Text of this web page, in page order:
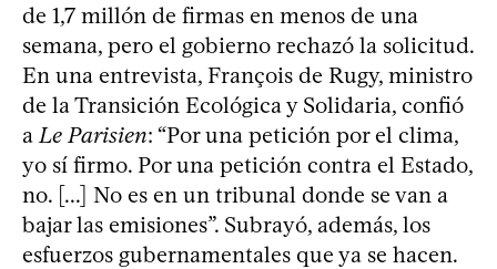
de 1,7 millón de firmas en menos de una
semana, pero el gobierno rechazó la solicitud.
En una entrevista, François de Rugy, ministro
de la Transición Ecológica y Solidaria, confió
a Le Parisien: “Por una petición por el clima,
yo sí firmo. Por una petición contra el Estado,
no. [...] No es en un tribunal donde se van a
bajar las emisiones”. Subrayó, además, los
esfuerzos gubernamentales que ya se hacen.